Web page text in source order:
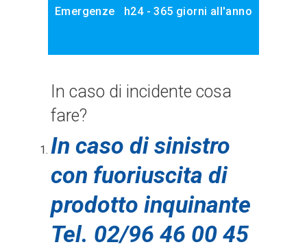
Emergenze h24 - 365 giorni all'anno
In caso di incidente cosa
fare?
In caso di sinistro
con fuoriuscita di
prodotto inquinante
Tel. 02/96 46 00 45